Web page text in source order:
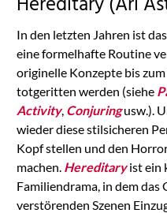
Usercentrics Consent
Platform
In den letzten Jahren ist
eine formelhafte Routine
originelle Konzepte bis
totgeritten werden (siehe
Activity, Conjuring usw.).
wieder diese stilsicheren
Kopf stellen und den
machen. Hereditaryist ein
Familiendrama, in dem das
verstörenden Szenen